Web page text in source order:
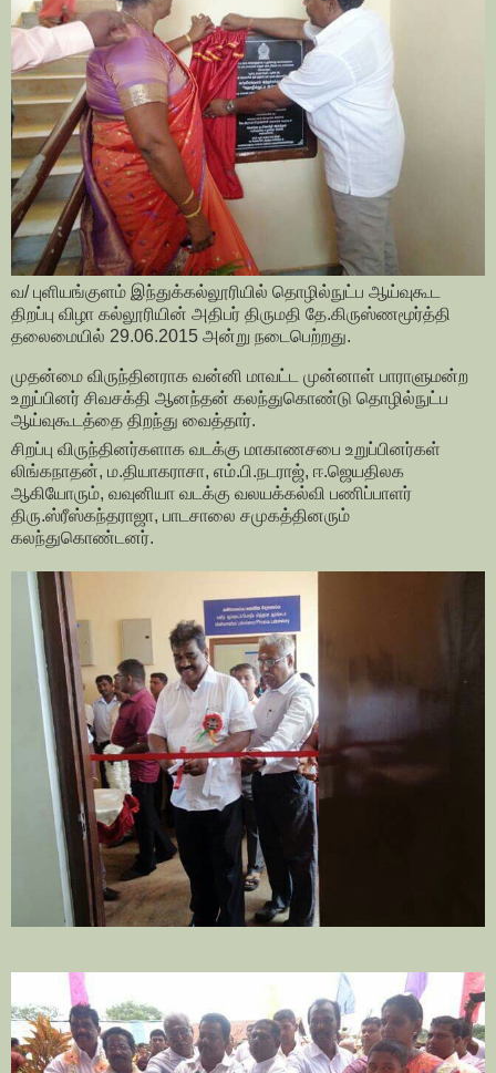
வ/ புளியங்குளம் இந்துக்கல்லூரியில் தொழில்நுட்ப ஆய்வுகூட
திறப்பு விழா கல்லூரியின் அதிபர் திருமதி தே.கிருஸ்ணமூர்த்தி
தலைமையில் 29.06.2015 அன்று நடைபெற்றது.
முதன்மை விருந்தினராக வன்னி மாவட்ட முன்னாள் பாராளுமன்ற
உறுப்பினர் சிவசக்தி ஆனந்தன் கலந்துகொண்டு தொழில்நுட்ப
ஆய்வுகூடத்தை திறந்து வைத்தார்.
சிறப்பு விருந்தினர்களாக வடக்கு மாகாணசபை உறுப்பினர்கள்
லிங்கநாதன், ம.தியாகராசா, எம்.பி.நடராஜ், ஈ.ஜெயதிலக
ஆகியோரும், வவுனியா வடக்கு வலயக்கல்வி பணிப்பாளர்
திரு.ஸ்ரீஸ்கந்தராஜா, பாடசாலை சமுகத்தினரும்
கலந்துகொண்டனர்.